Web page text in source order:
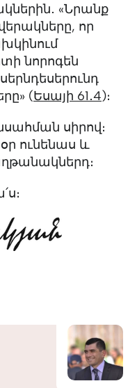
«Նրանք
որ
նորոգեն
(Եսայի 61․4)։
սիրով։
ունենաս և